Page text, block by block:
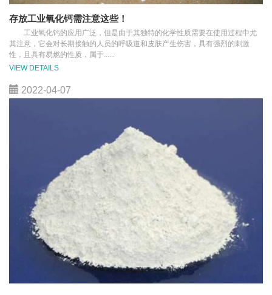
存放工业氧化钙需注意这些！
工业氧化钙的应用广泛，但是由于其独特的化学性质需要在使用过程中尤
其注意，它会对长期接触的人员的呼吸道和皮肤产生伤害，具有强烈的刺激
性，且具有易燃的性质，属于......
VIEW DETAILS
2022-04-07